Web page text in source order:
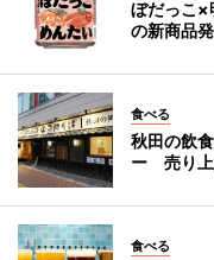
ぼだっこ×
の新商品
食べる
秋田の飲
ー 売り上
食べる